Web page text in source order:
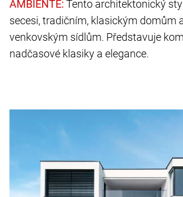
Tento architektonický
secesi, tradičním, klasickým domům
venkovským sídlům. Představuje
nadčasové klasiky a elegance.